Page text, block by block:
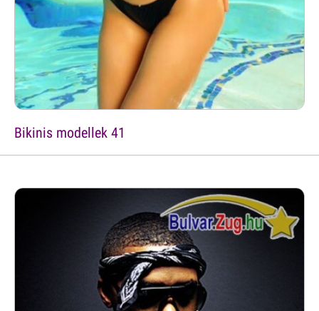
Bikinis modellek 41